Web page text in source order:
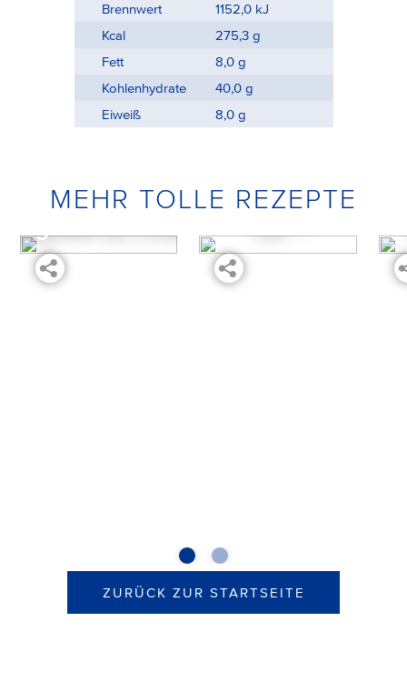
Brennwert
1152,0 kJ
Kcal
275,3 g
Fett
8,0 g
Kohlenhydrate
40,0 g
Eiweiß
8,0 g
MEHR TOLLE REZEPTE
Pumpernickel-Taler
ZURÜCK ZUR STARTSEITE